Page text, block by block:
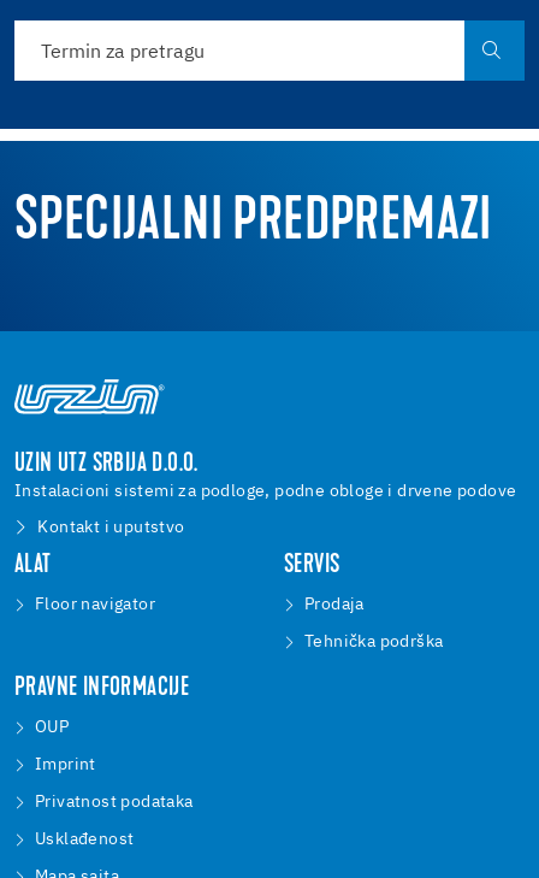
SPECIJALNI PREDPREMAZI
UZIN UTZ SRBIJA D.O.O.
Instalacioni sistemi za podloge, podne obloge i drvene podove
Kontakt i uputstvo
ALAT
Floor navigator
SERVIS
Prodaja
Tehnička podrška
PRAVNE INFORMACIJE
OUP
Imprint
Privatnost podataka
Usklađenost